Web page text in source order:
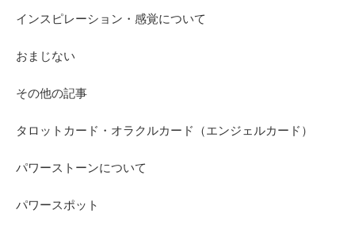
インスピレーション・感覚について
おまじない
その他の記事
タロットカード・オラクルカード（エンジェルカード）
パワーストーンについて
パワースポット